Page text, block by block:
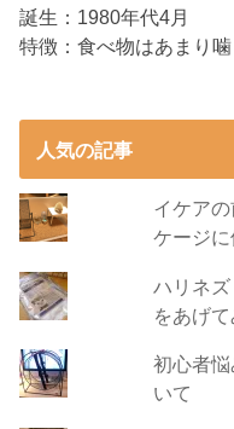
誕生：1980年代4月
特徴：食べ物はあまり
人気の記事
イケア
ケージ
ハリネズ
をあげて
初心者
いて